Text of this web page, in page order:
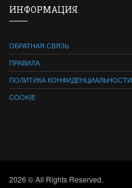
ИНФОРМАЦИЯ
ОБРАТНАЯ СВЯЗЬ
ПРАВИЛА
ПОЛИТИКА КОНФИДЕНЦИАЛЬНОСТИ
COOKIE
2026 © All Rights Reserved.